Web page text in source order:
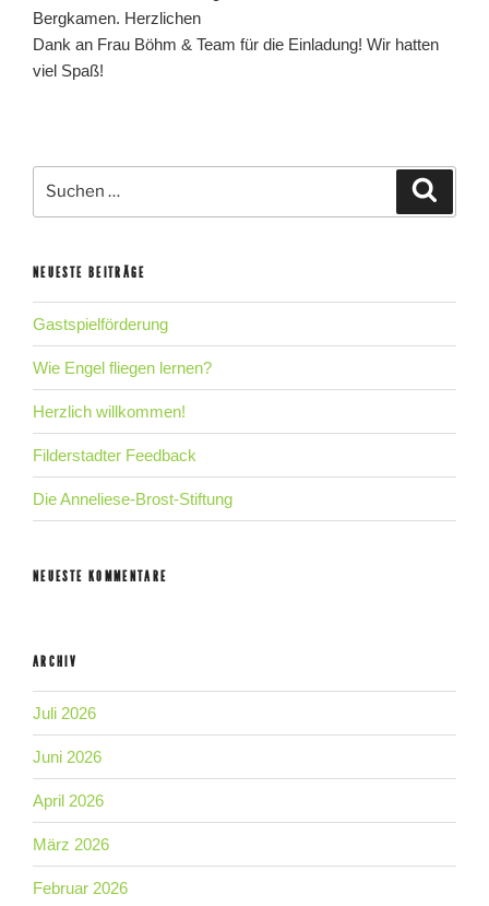
Bergkamen. Herzlichen
Dank an Frau Böhm & Team für die Einladung! Wir hatten
viel Spaß!
nach:
NEUESTE BEITRÄGE
Gastspielförderung
Wie Engel fliegen lernen?
Herzlich willkommen!
Filderstadter Feedback
Die Anneliese-Brost-Stiftung
NEUESTE KOMMENTARE
ARCHIV
Juli 2026
Juni 2026
April 2026
März 2026
Februar 2026